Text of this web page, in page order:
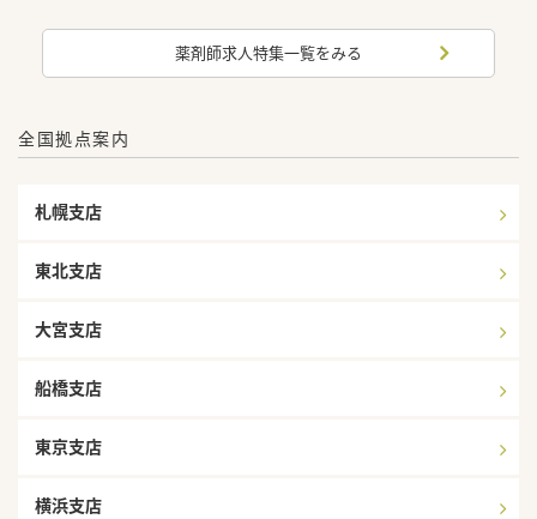
薬剤師求人特集一覧をみる
全国拠点案内
札幌支店
東北支店
大宮支店
船橋支店
東京支店
横浜支店